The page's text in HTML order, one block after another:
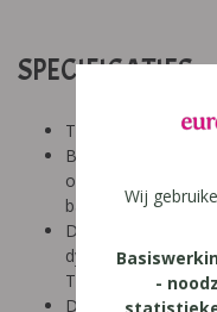
SPECIFICATIES:
Tool: van ons
Besproken
onderwijs (12-14
basisonderwijs (9-
Diagnose: ADHD,
dyscalculie,
Tourette, dysfasie,
Domein: leren
Wij
-